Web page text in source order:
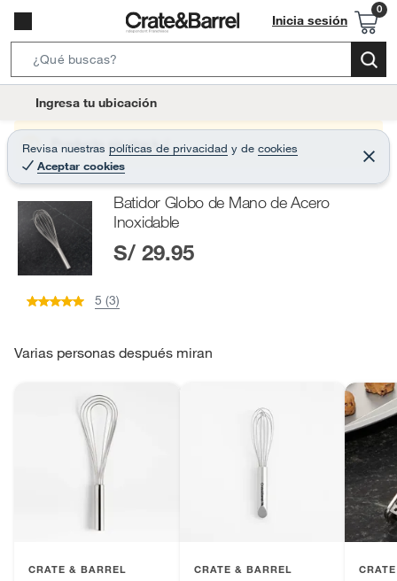
Inicia sesión
e
r
c
B
t
n
Ingresa tu ubicación
Revisa nuestras políticas de privacidad y de cookies
Aceptar cookies
C
e
r
Producto sin stock :(
Batidor Globo de Mano de Acero
Inoxidable
S/ 29.95
5 (3)
Varias personas después miran
CRATE & BARREL CRATE & BARREL